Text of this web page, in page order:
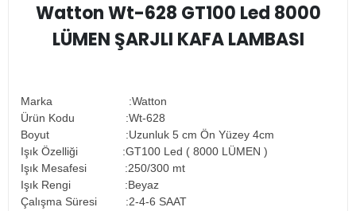
Watton Wt-628 GT100 Led 8000
LÜMEN ŞARJLI KAFA LAMBASI
Marka :Watton
Ürün Kodu :Wt-628
Boyut :Uzunluk 5 cm Ön Yüzey 4cm
Işık Özelliği :GT100 Led ( 8000 LÜMEN )
Işık Mesafesi :250/300 mt
Işık Rengi :Beyaz
Çalışma Süresi :2-4-6 SAAT